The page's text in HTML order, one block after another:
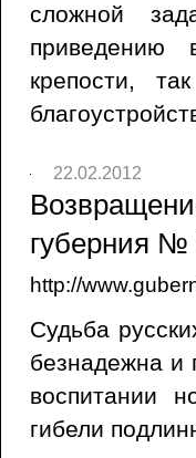
сложной
приведению
крепости,
22.02.2012
губерния №
http://
Судьба
безнадежна и
воспитании
гибели